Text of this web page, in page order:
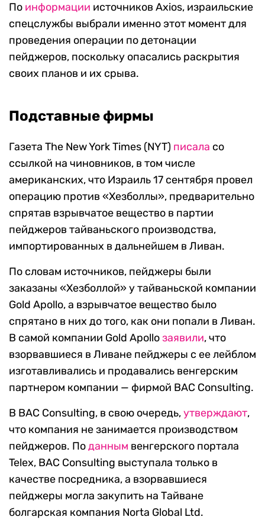
По информации источников Axios, израильские
спецслужбы выбрали именно этот момент для
проведения операции по детонации
пейджеров, поскольку опасались раскрытия
своих планов и их срыва.
Подставные фирмы
Газета The New York Times (NYT) писала со
ссылкой на чиновников, в том числе
американских, что Израиль 17 сентября провел
операцию против «Хезболлы», предварительно
спрятав взрывчатое вещество в партии
пейджеров тайваньского производства,
импортированных в дальнейшем в Ливан.
По словам источников, пейджеры были
заказаны «Хезболлой» у тайваньской компании
Gold Apollo, а взрывчатое вещество было
спрятано в них до того, как они попали в Ливан.
В самой компании Gold Apolloзаявили, что
взорвавшиеся в Ливане пейджеры с ее лейблом
изготавливались и продавались венгерским
партнером компании — фирмой BAC Consulting.
В BAC Consulting, в свою очередь,утверждают,
что компания не занимается производством
пейджеров. Поданным венгерского портала
Telex, BAC Consulting выступала только в
качестве посредника, а взорвавшиеся
пейджеры могла закупить на Тайване
болгарская компания Norta Global Ltd.